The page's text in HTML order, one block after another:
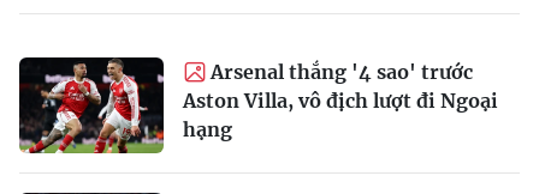
Arsenal thắng '4 sao' trước
Aston Villa, vô địch lượt đi Ngoại
hạng